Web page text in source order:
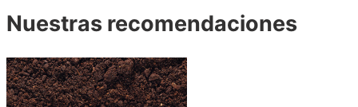
Nuestras recomendaciones